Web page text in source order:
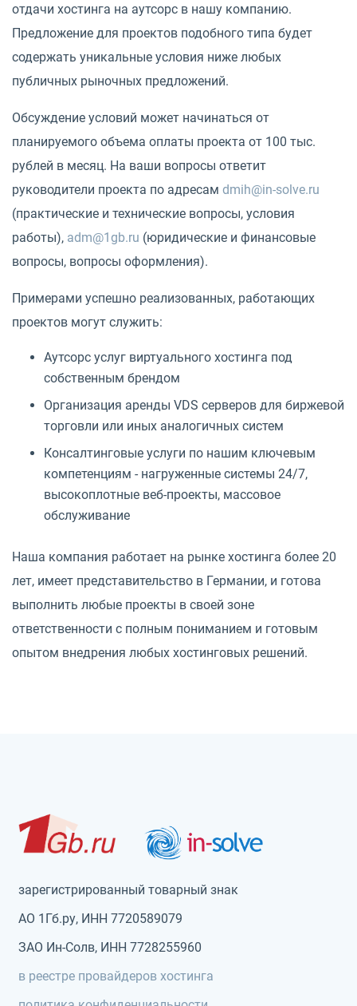
отдачи хостинга на аутсорс в нашу компанию.
Предложение для проектов подобного типа будет
содержать уникальные условия ниже любых
публичных рыночных предложений.
Обсуждение условий может начинаться от
планируемого объема оплаты проекта от 100 тыс.
рублей в месяц. На ваши вопросы ответит
руководители проекта по адресам dmih@in-solve.ru
(практические и технические вопросы, условия
работы), adm@1gb.ru (юридические и финансовые
вопросы, вопросы оформления).
Примерами успешно реализованных, работающих
проектов могут служить:
Аутсорс услуг виртуального хостинга под
собственным брендом
Организация аренды VDS серверов для биржевой
торговли или иных аналогичных систем
Консалтинговые услуги по нашим ключевым
компетенциям - нагруженные системы 24/7,
высокоплотные веб-проекты, массовое
обслуживание
Наша компания работает на рынке хостинга более 20
лет, имеет представительство в Германии, и готова
выполнить любые проекты в своей зоне
ответственности с полным пониманием и готовым
опытом внедрения любых хостинговых решений.
зарегистрированный товарный знак
АО 1Гб.ру, ИНН 7720589079
ЗАО Ин-Солв, ИНН 7728255960
в реестре провайдеров хостинга